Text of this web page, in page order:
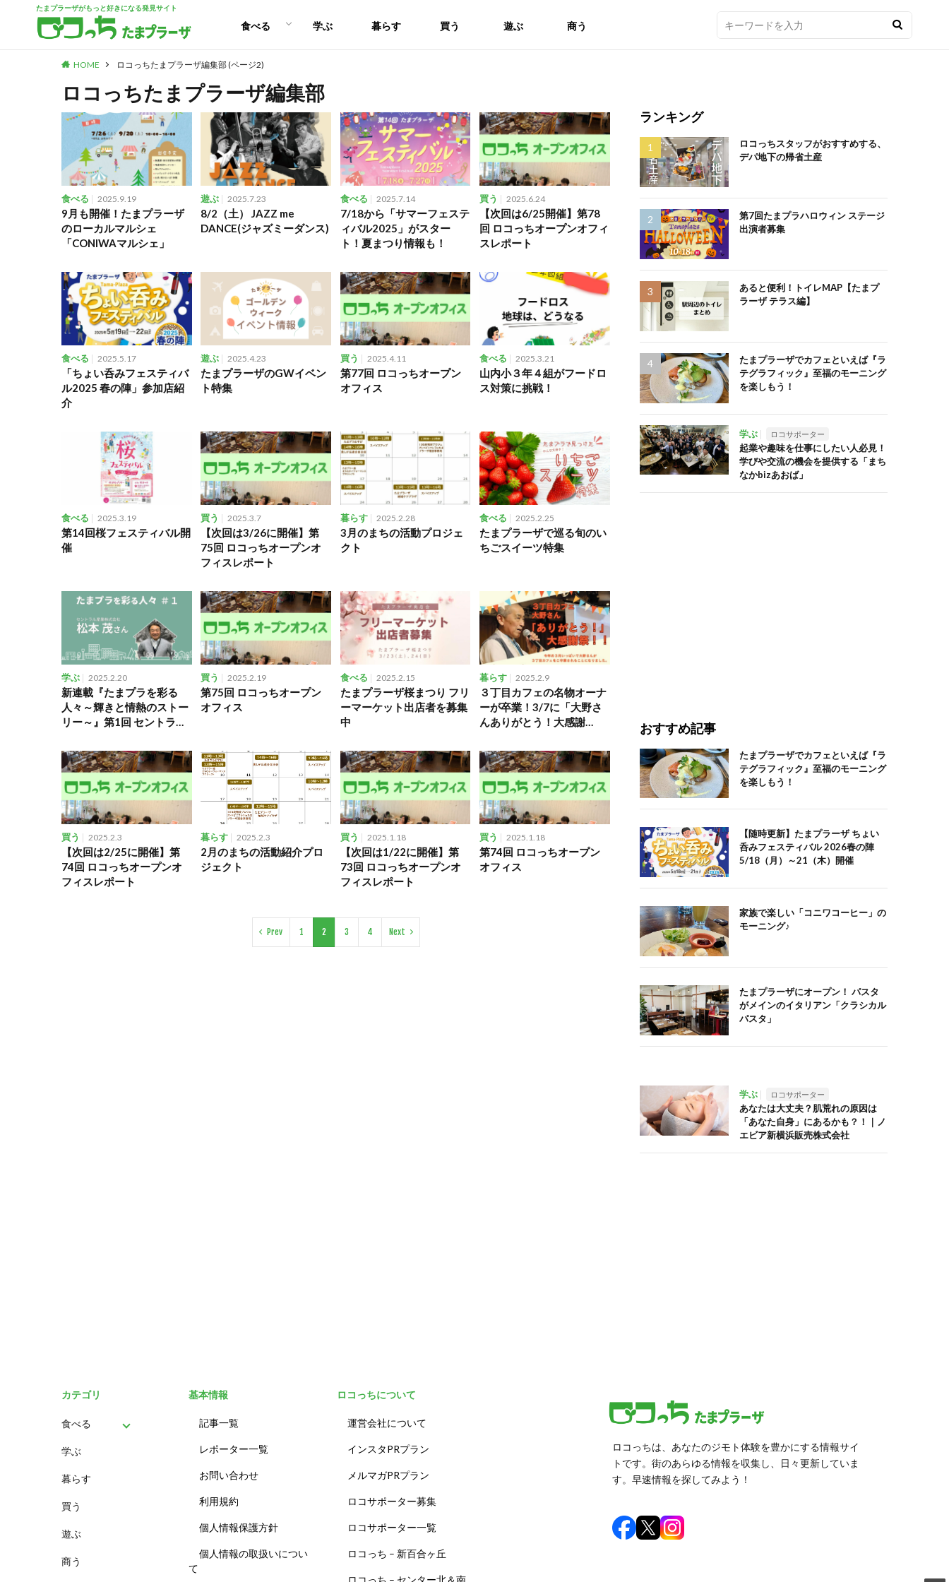
たまプラーザがもっと好きになる発見サイト
食べる
パン
スイーツ
ランチ
カフェ
学ぶ 暮らす 買う 遊ぶ 商う
HOME ロコっちたまプラーザ編集部 (ページ2)
ロコっちたまプラーザ編集部
食べる 2025.9.19
9月も開催！たまプラーザ
のローカルマルシェ
「CONIWAマルシェ」
遊ぶ 2025.7.23
8/2（土） JAZZ me
DANCE(ジャズミーダンス)
食べる 2025.7.14
7/18から「サマーフェステ
ィバル2025」がスター
ト！夏まつり情報も！
買う 2025.6.24
【次回は6/25開催】第78
回 ロコっちオープンオフィ
スレポート
食べる 2025.5.17
「ちょい呑みフェスティバ
ル2025 春の陣」参加店紹
介
遊ぶ 2025.4.23
たまプラーザのGWイベン
ト特集
買う 2025.4.11
第77回 ロコっちオープン
オフィス
食べる 2025.3.21
山内小３年４組がフードロ
ス対策に挑戦！
食べる 2025.3.19
第14回桜フェスティバル開
催
買う 2025.3.7
【次回は3/26に開催】第
75回 ロコっちオープンオ
フィスレポート
暮らす 2025.2.28
3月のまちの活動プロジェ
クト
食べる 2025.2.25
たまプラーザで巡る旬のい
ちごスイーツ特集
学ぶ 2025.2.20
新連載『たまプラを彩る
人々～輝きと情熱のストー
リー～』第1回 セントラル
松本 茂 氏
買う 2025.2.19
第75回 ロコっちオープン
オフィス
食べる 2025.2.15
たまプラーザ桜まつり フリ
ーマーケット出店者を募集
中
暮らす 2025.2.9
３丁目カフェの名物オーナ
ーが卒業！3/7に「大野さ
んありがとう！大感謝
買う 2025.2.3
【次回は2/25に開催】第
74回 ロコっちオープンオ
フィスレポート
暮らす 2025.2.3
2月のまちの活動紹介プロ
ジェクト
買う 2025.1.18
【次回は1/22に開催】第
73回 ロコっちオープンオ
フィスレポート
買う 2025.1.18
第74回 ロコっちオープン
オフィス
Prev 1 2 3 4 Next
ランキング
ロコっちスタッフがおすすめする、
デパ地下の帰省土産
第7回たまプラハロウィン ステージ
出演者募集
あると便利！トイレMAP【たまプ
ラーザ テラス編】
たまプラーザでカフェといえば『ラ
テグラフィック』至福のモーニング
を楽しもう！
学ぶ ロコサポーター
起業や趣味を仕事にしたい人必見！
学びや交流の機会を提供する「まち
なかbizあおば」
おすすめ記事
たまプラーザでカフェといえば『ラ
テグラフィック』至福のモーニング
を楽しもう！
【随時更新】たまプラーザ ちょい
呑みフェスティバル 2026春の陣
5/18（月）～21（木）開催
家族で楽しい「コニワコーヒー」の
モーニング♪
たまプラーザにオープン！ パスタ
がメインのイタリアン「クラシカル
パスタ」
学ぶ ロコサポーター
あなたは大丈夫？肌荒れの原因は
「あなた自身」にあるかも？！｜ノ
エビア新横浜販売株式会社
カテゴリ
食べる
パン
スイーツ
学ぶ
暮らす
買う
遊ぶ
商う
基本情報
記事一覧
レポーター一覧
お問い合わせ
利用規約
個人情報保護方針
個人情報の取扱いについ
て
ロコっちについて
運営会社について
インスタPRプラン
メルマガPRプラン
ロコサポーター募集
ロコサポーター一覧
ロコっち – 新百合ヶ丘
ロコっち – センター北＆南
ロコっちは、あなたのジモト体験を豊かにする情報サイ
トです。街のあらゆる情報を収集し、日々更新していま
す。早速情報を探してみよう！